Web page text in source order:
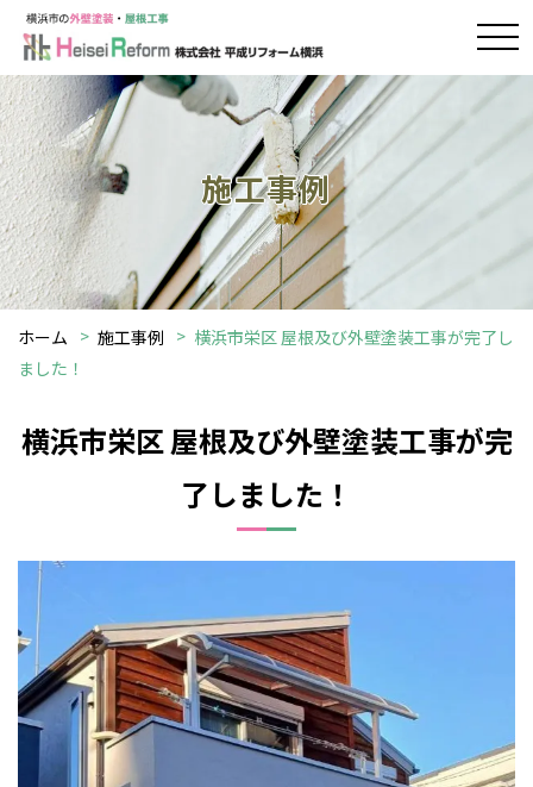
施工事例
ホーム 施工事例
横浜市栄区 屋根及び外壁塗装工事が完了し
ました！
横浜市栄区 屋根及び外壁塗装工事が完
了しました！